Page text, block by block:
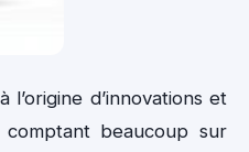
d’innovations et
beaucoup sur